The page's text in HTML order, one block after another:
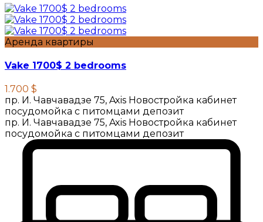
Аренда квартиры
Vake 1700$ 2 bedrooms
1.700 $
пр. И. Чавчавадзе 75, Axis Новостройка кабинет
посудомойка с питомцами депозит
пр. И. Чавчавадзе 75, Axis Новостройка кабинет
посудомойка с питомцами депозит